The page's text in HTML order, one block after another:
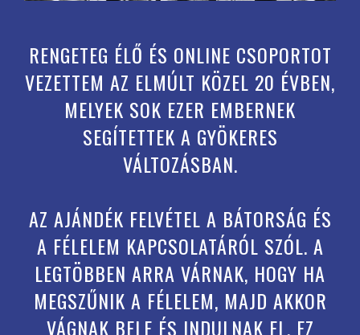
RENGETEG ÉLŐ ÉS ONLINE CSOPORTOT
VEZETTEM AZ ELMÚLT KÖZEL 20 ÉVBEN,
MELYEK SOK EZER EMBERNEK
SEGÍTETTEK A GYÖKERES
VÁLTOZÁSBAN.
AZ AJÁNDÉK FELVÉTEL A BÁTORSÁG ÉS
A FÉLELEM KAPCSOLATÁRÓL SZÓL. A
LEGTÖBBEN ARRA VÁRNAK, HOGY HA
MEGSZŰNIK A FÉLELEM, MAJD AKKOR
VÁGNAK BELE ÉS INDULNAK EL. EZ